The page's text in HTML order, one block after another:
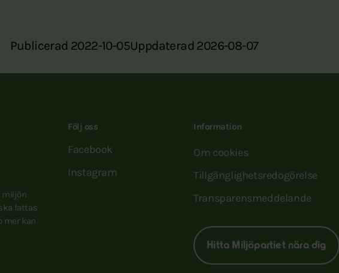
Publicerad 2022-10-05Uppdaterad 2026-08-07
miljön
fattas
mer kan
Följ oss
Facebook
Instagram
Information
Om cookies
Tillgänglighetsredogörelse
Transparensmeddelande
Hitta Miljöpartiet nära dig